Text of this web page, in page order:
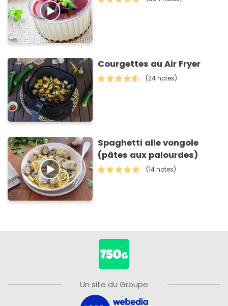
Courgettes au Air Fryer
(24 notes)
Spaghetti alle vongole
(pâtes aux palourdes)
(14 notes)
Un site du Groupe